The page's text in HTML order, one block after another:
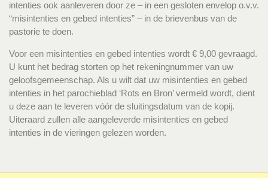
intenties ook aanleveren door ze – in een gesloten envelop o.v.v.
“misintenties en gebed intenties” – in de brievenbus van de
pastorie te doen.
Voor een misintenties en gebed intenties wordt € 9,00 gevraagd.
U kunt het bedrag storten op het rekeningnummer van uw
geloofsgemeenschap. Als u wilt dat uw misintenties en gebed
intenties in het parochieblad ‘Rots en Bron’ vermeld wordt, dient
u deze aan te leveren vóór de sluitingsdatum van de kopij.
Uiteraard zullen alle aangeleverde misintenties en gebed
intenties in de vieringen gelezen worden.